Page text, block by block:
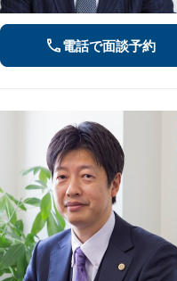
電話で面談予約